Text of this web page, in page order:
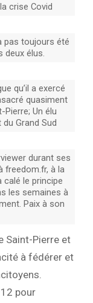
crise Covid
pas toujours été
deux élus.
qu’il a exercé
quasiment
Un élu
Grand Sud
durant ses
freedom.fr, à la
calé le principe
les semaines à
Paix à son
Saint-Pierre et
à fédérer et
pour